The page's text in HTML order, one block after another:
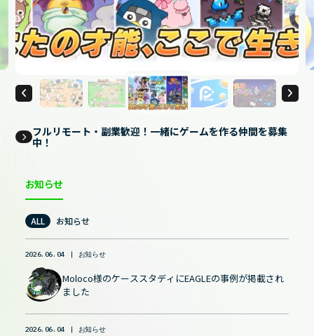
フルリモート・副業歓迎！一緒にゲームを作る仲間を募集
中！
お知らせ
ALL お知らせ
2026.06.04 お知らせ
Moloco様のケーススタディにEAGLEの事例が掲載され
ました
2026.06.04 お知らせ